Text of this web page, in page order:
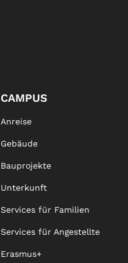
CAMPUS
Anreise
Gebäude
Bauprojekte
Unterkunft
Services für Familien
Services für Angestellte
Erasmus+